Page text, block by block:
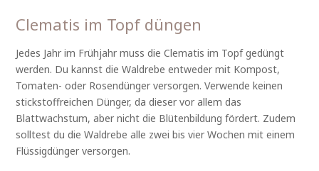
Clematis im Topf düngen
Jedes Jahr im Frühjahr muss die Clematis im Topf gedüngt
werden. Du kannst die Waldrebe entweder mit Kompost,
Tomaten- oder Rosendünger versorgen. Verwende keinen
stickstoffreichen Dünger, da dieser vor allem das
Blattwachstum, aber nicht die Blütenbildung fördert. Zudem
solltest du die Waldrebe alle zwei bis vier Wochen mit einem
Flüssigdünger versorgen.